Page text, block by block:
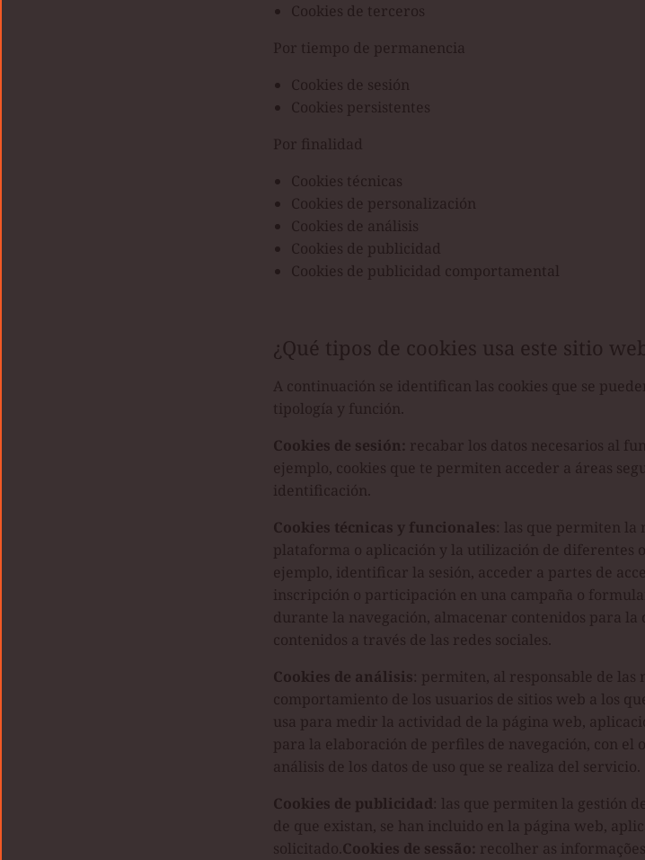
Cookies de terceros
Por tiempo de permanencia
Cookies de sesión
Cookies persistentes
Por finalidad
Cookies técnicas
Cookies de personalización
Cookies de análisis
Cookies de publicidad
Cookies de publicidad comportamental
¿Qué tipos de cookies usa este sitio
A continuación se identifican las cookies que se
tipología y función.
Cookies de sesión: recabar los datos necesarios al
ejemplo, cookies que te permiten acceder a áreas
identificación.
Cookies técnicas y funcionales: las que permiten la
plataforma o aplicación y la utilización de diferentes
ejemplo, identificar la sesión, acceder a partes de
inscripción o participación en una campaña o
durante la navegación, almacenar contenidos para
contenidos a través de las redes sociales.
Cookies de análisis: permiten, al responsable de las
comportamiento de los usuarios de sitios web a los
usa para medir la actividad de la página web,
para la elaboración de perfiles de navegación, con
análisis de los datos de uso que se realiza del servicio.
Cookies de publicidad: las que permiten la gestión
de que existan, se han incluido en la página web,
solicitado. Cookies de sessão: recolher as